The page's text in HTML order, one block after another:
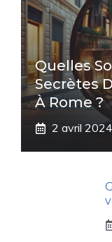
Quelles
Secrètes
À Rome ?
2 avril 2024